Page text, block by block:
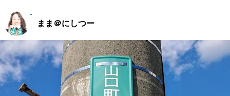
まま＠にしつー